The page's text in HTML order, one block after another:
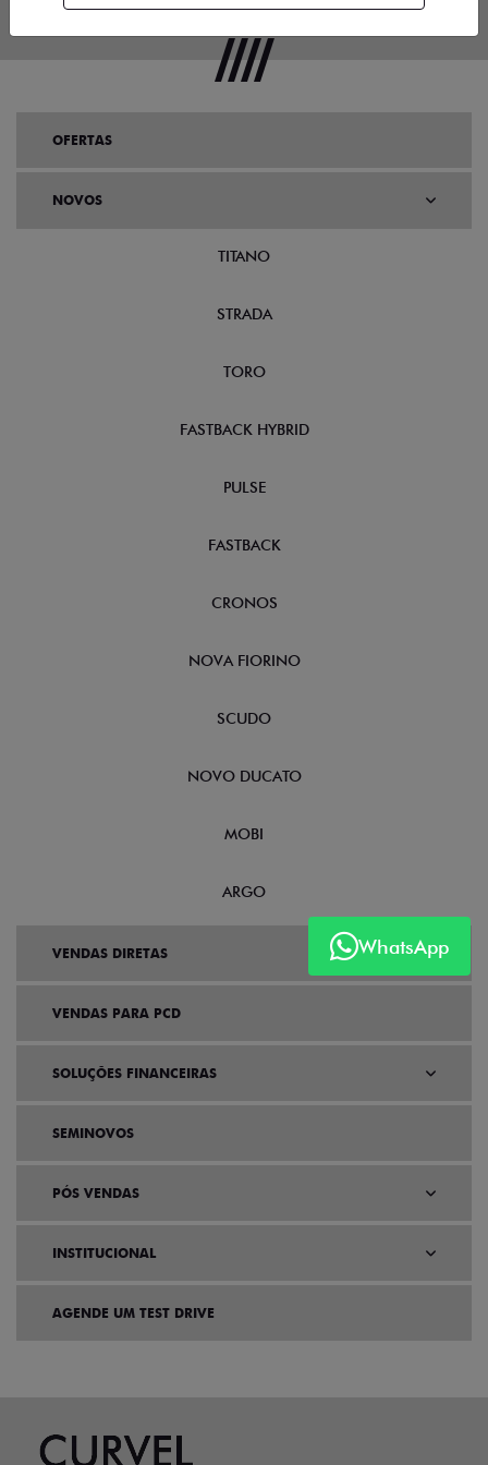
WhatsApp
OFERTAS
NOVOS
TITANO
STRADA
TORO
FASTBACK HYBRID
PULSE
FASTBACK
CRONOS
NOVA FIORINO
SCUDO
NOVO DUCATO
MOBI
ARGO
VENDAS DIRETAS
VENDAS PARA PCD
SOLUÇÕES FINANCEIRAS
SEMINOVOS
PÓS VENDAS
INSTITUCIONAL
AGENDE UM TEST DRIVE